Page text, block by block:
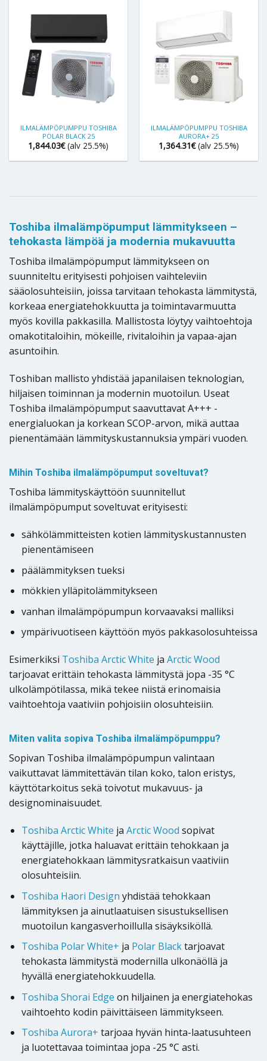
ILMALÄMPÖPUMPPU TOSHIBA
POLAR BLACK 25
1,844.03€ (alv 25.5%)
ILMALÄMPÖPUMPPU TOSHIBA
AURORA+ 25
1,364.31€ (alv 25.5%)
Toshiba ilmalämpöpumput lämmitykseen –
tehokasta lämpöä ja modernia mukavuutta
Toshiba ilmalämpöpumput lämmitykseen on
suunniteltu erityisesti pohjoisen vaihteleviin
sääolosuhteisiin, joissa tarvitaan tehokasta lämmitystä,
korkeaa energiatehokkuutta ja toimintavarmuutta
myös kovilla pakkasilla. Mallistosta löytyy vaihtoehtoja
omakotitaloihin, mökeille, rivitaloihin ja vapaa-ajan
asuntoihin.
Toshiban mallisto yhdistää japanilaisen teknologian,
hiljaisen toiminnan ja modernin muotoilun. Useat
Toshiba ilmalämpöpumput saavuttavat A+++ -
energialuokan ja korkean SCOP-arvon, mikä auttaa
pienentämään lämmityskustannuksia ympäri vuoden.
Mihin Toshiba ilmalämpöpumput soveltuvat?
Toshiba lämmityskäyttöön suunnitellut
ilmalämpöpumput soveltuvat erityisesti:
sähkölämmitteisten kotien lämmityskustannusten
pienentämiseen
päälämmityksen tueksi
mökkien ylläpitolämmitykseen
vanhan ilmalämpöpumpun korvaavaksi malliksi
ympärivuotiseen käyttöön myös pakkasolosuhteissa
Esimerkiksi Toshiba Arctic White ja Arctic Wood
tarjoavat erittäin tehokasta lämmitystä jopa -35 °C
ulkolämpötilassa, mikä tekee niistä erinomaisia
vaihtoehtoja vaativiin pohjoisiin olosuhteisiin.
Miten valita sopiva Toshiba ilmalämpöpumppu?
Sopivan Toshiba ilmalämpöpumpun valintaan
vaikuttavat lämmitettävän tilan koko, talon eristys,
käyttötarkoitus sekä toivotut mukavuus- ja
designominaisuudet.
Toshiba Arctic White ja Arctic Wood sopivat
käyttäjille, jotka haluavat erittäin tehokkaan ja
energiatehokkaan lämmitysratkaisun vaativiin
olosuhteisiin.
Toshiba Haori Design yhdistää tehokkaan
lämmityksen ja ainutlaatuisen sisustuksellisen
muotoilun kangasverhoillulla sisäyksiköllä.
Toshiba Polar White+ ja Polar Blacktarjoavat
tehokasta lämmitystä modernilla ulkonäöllä ja
hyvällä energiatehokkuudella.
Toshiba Shorai Edge on hiljainen ja energiatehokas
vaihtoehto kodin päivittäiseen lämmitykseen.
Toshiba Aurora+ tarjoaa hyvän hinta-laatusuhteen
ja luotettavaa toimintaa jopa -25 °C asti.